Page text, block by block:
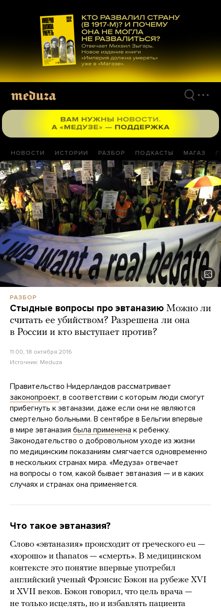
материалам
НОВОСТИ ИСТОРИИ РАЗБОР ПОДКАСТЫ МАГАЗ
РАЗБОР
Стыдные вопросы про эвтаназию Можно ли
считать ее убийством? Разрешена ли она
в России и кто выступает против?
11:00, 18 октября 2016
Источник: Meduza
Правительство Нидерландов рассматривает
законопроект, в соответствии с которым люди смогут
прибегнуть к эвтаназии, даже если они не являются
смертельно больными. В сентябре в Бельгии впервые
в мире эвтаназия была применена к ребенку.
Законодательство о добровольном уходе из жизни
по медицинским показаниям смягчается одновременно
в нескольких странах мира. «Медуза» отвечает
на вопросы о том, какой бывает эвтаназия — и в каких
случаях и странах она применяется.
Что такое эвтаназия?
Слово «эвтаназия» происходит от греческого еu —
«хорошо» и thanatos — «смерть». В медицинском
контексте это понятие впервые употребил
английский ученый Фрэнсис Бэкон на рубеже XVI
и XVII веков. Бэкон говорил, что цель врача —
не только исцелять, но и избавлять пациента